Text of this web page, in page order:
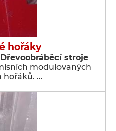
hořáky
stroje
modulovaných
hořáků. …